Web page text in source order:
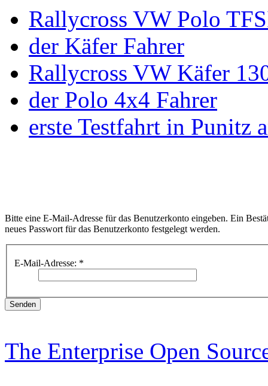
Rallycross VW Polo
der Käfer Fahrer
Rallycross VW Käfer
der Polo 4x4 Fahrer
erste Testfahrt in Punitz
Bitte eine E-Mail-Adresse für das Benutzerkonto eingeben. Ein
neues Passwort für das Benutzerkonto festgelegt werden.
E-Mail-Adresse: *
Senden
The Enterprise Open